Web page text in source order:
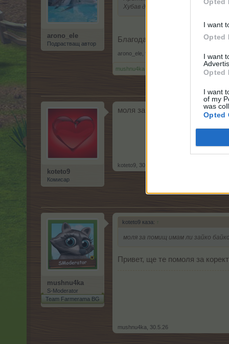
I want
Opted
I want
Opted
I want
of my
was
Opted
arono_ele
Подрастващ автор
Хубав ден!
Благодаря.
arono_ele
mushnu4ka
koteto9
Комисар
моля за помищ имам ли зайко
koteto9 30.5.26
mushnu4ka
S-Moderator
Team Farmerama BG
koteto9 каза: ↑
моля за помищ имам ли зайко
Привет, ще те помоля за
mushnu4ka 30.5.26